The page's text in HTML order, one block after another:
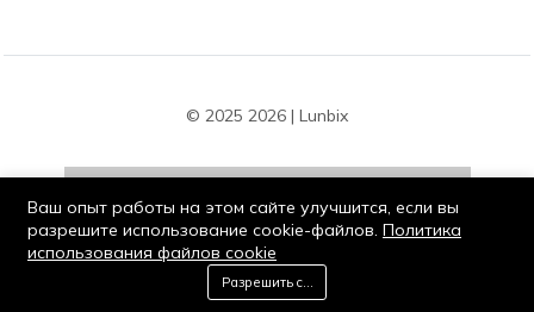
© 2025 2026 | Lunbix
Оставайся на связи:0
Корзина
Ваш опыт работы на этом сайте улучшится, если вы
разрешите использование cookie-файлов. Политика
использования файлов cookie
Разрешить cookie